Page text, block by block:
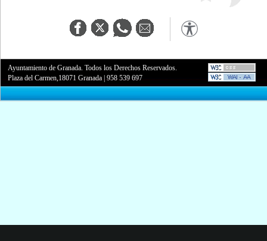
Ayuntamiento de Granada. Todos los Derechos Reservados.
Plaza del Carmen,18071 Granada |958 539 697